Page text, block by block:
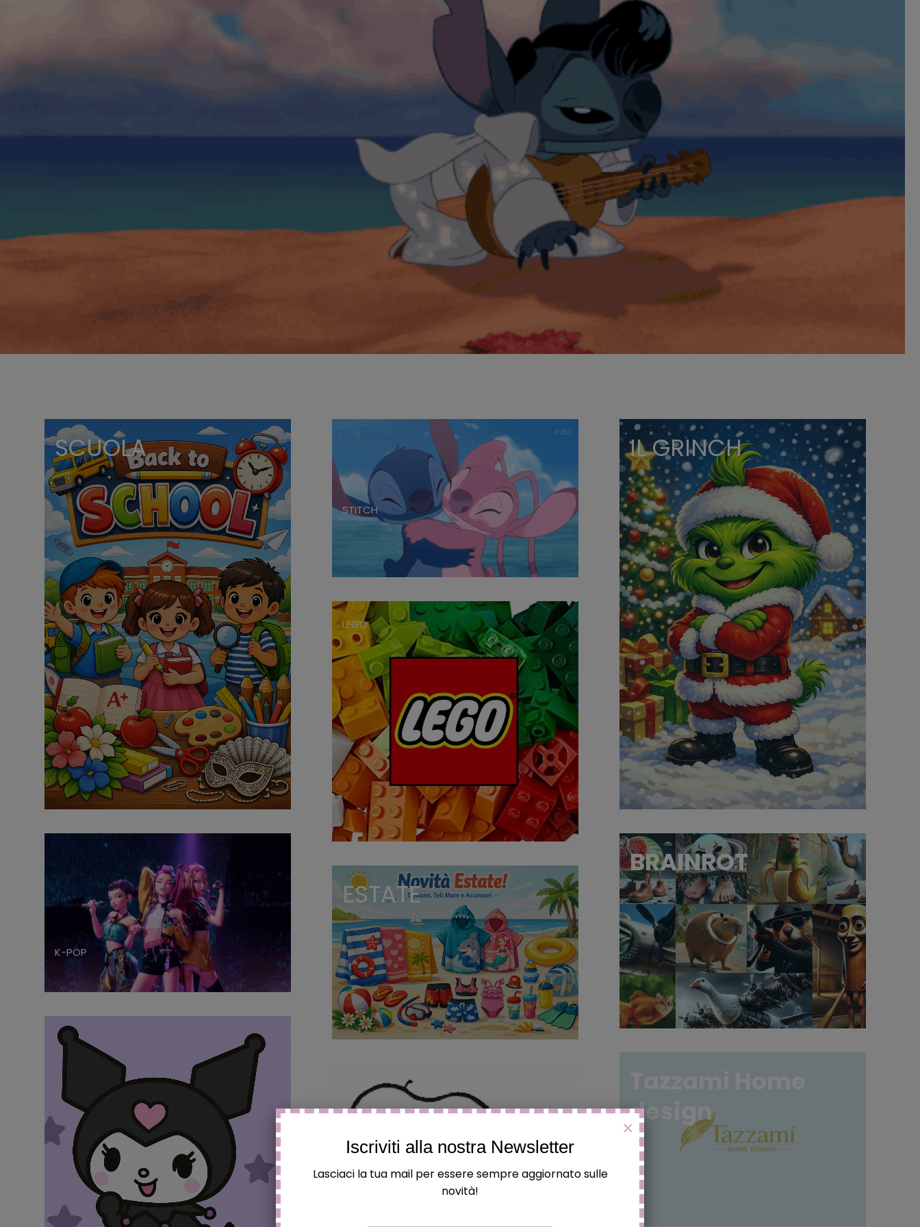
SCUOLA
K-POP
STITCH
LEGO
ESTATE
IL GRINCH
BRAINROT
design
Iscriviti alla nostra Newsletter
Lasciaci la tua mail per essere sempre aggiornato sulle
novità!
X